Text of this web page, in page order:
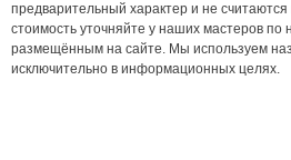
предварительный характер и не
стоимость уточняйте у наших мастеров
размещённым на сайте. Мы используем
исключительно в информационных целях.